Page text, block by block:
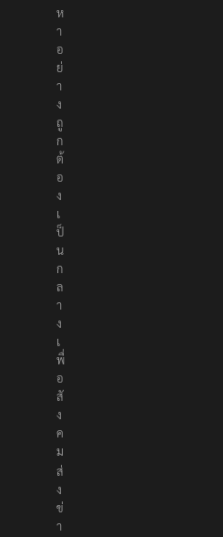
ห
า
อ
ย่
า
ง
ถู
ก
ต้
อ
ง
เ
ป็
น
ก
ล
า
ง
เ
พื่
อ
สั
ง
ค
ม
ส่
ง
ข่
า